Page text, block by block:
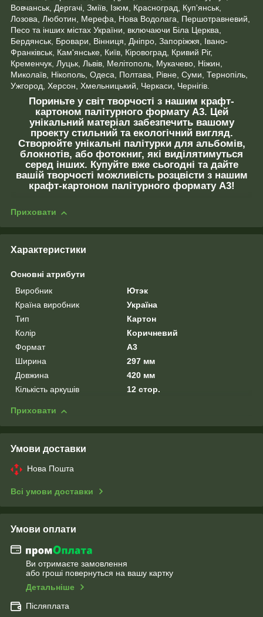
Вовчанськ, Дергачі, Зміїв, Ізюм, Красноград, Куп'янськ,
Лозова, Люботин, Мерефа, Нова Водолага, Першотравневий,
Песо та інших містах України, включаючи Біла Церква,
Бердянськ, Бровари, Вінниця, Дніпро, Запоріжжя, Івано-
Франківськ, Кам'янське, Київ, Кіровоград, Кривий Ріг,
Кременчук, Луцьк, Львів, Мелітополь, Мукачево, Ніжин,
Миколаїв, Нікополь, Одеса, Полтава, Рівне, Суми, Тернопіль,
Ужгород, Херсон, Хмельницький, Черкаси, Чернігів.
Пориньте у світ творчості з нашим крафт-
картоном палітурного формату А3. Цей
унікальний матеріал забезпечить вашому
проекту стильний та екологічний вигляд.
Створюйте унікальні палітурки для альбомів,
блокнотів, або фотокниг, які виділятимуться
серед інших. Купуйте вже сьогодні та дайте
вашій творчості можливість розцвісти з нашим
крафт-картоном палітурного формату А3!
Приховати
Характеристики
Основні атрибути
Виробник
Ютэк
Країна виробник
Україна
Тип
Картон
Колір
Коричневий
Формат
A3
Ширина
297 мм
Довжина
420 мм
Кількість аркушів
12 стор.
Приховати
Умови доставки
Нова Пошта
Всі умови доставки
Умови оплати
Ви отримаєте замовлення
або гроші повернуться на вашу картку
Детальніше
Післяплата